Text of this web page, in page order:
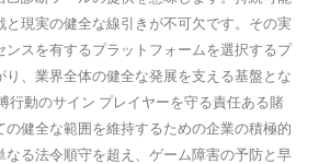
と現実の健全な線引きが不可欠です。その実
ンスを有するプラットフォームを選択するプ
り、業界全体の健全な発展を支える基盤とな
行動のサイン プレイヤーを守る責任ある賭
の健全な範囲を維持するための企業の積極的
なる法令順守を超え、ゲーム障害の予防と早